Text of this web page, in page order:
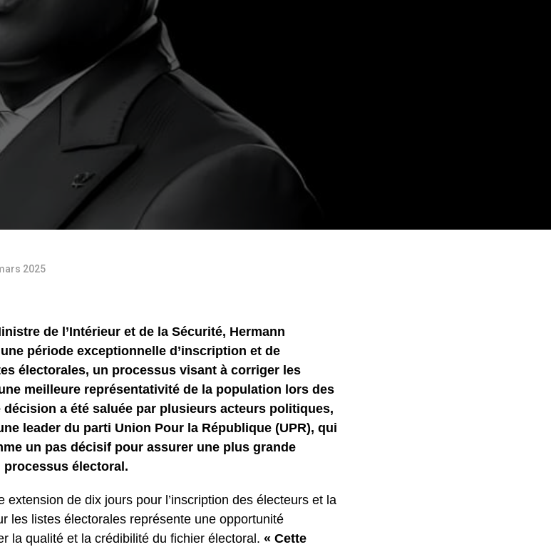
2025
de l’Intérieur et de la Sécurité, Hermann
période exceptionnelle d’inscription et de
électorales, un processus visant à corriger les
meilleure représentativité de la population lors des
décision a été saluée par plusieurs acteurs politiques,
leader du parti Union Pour la République (UPR), qui
un pas décisif pour assurer une plus grande
électoral.
extension de dix jours pour l’inscription des électeurs et la
les listes électorales représente une opportunité
la qualité et la crédibilité du fichier électoral. « Cette